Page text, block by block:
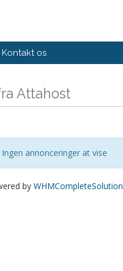
Kontakt os
Attahost
Ingen annonceringer at vise
by WHMCompleteSolution